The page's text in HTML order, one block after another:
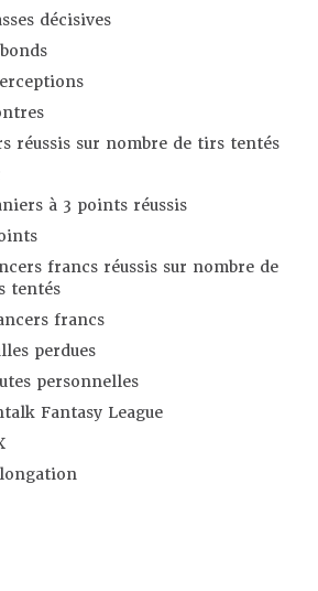
décisives
réussis sur nombre de tirs tentés
à 3 points réussis
francs réussis sur nombre de
tentés
francs
perdues
personnelles
Fantasy League